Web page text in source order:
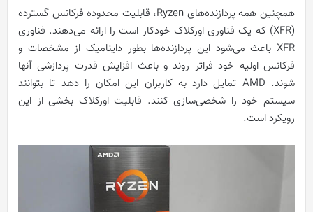
همچنین همه پردازنده‌های Ryzen، قابلیت محدوده فرکانس گسترده
(XFR) که یک فناوری اورکلاک خودکار است را ارائه می‌دهند. فناوری
XFR باعث می‌شود این پردازنده‌ها بطور داینامیک از مشخصات و
فرکانس اولیه خود فراتر روند و باعث افزایش قدرت پردازشی آنها
شوند. AMD تمایل دارد به کاربران این امکان را دهد تا بتوانند
سیستم خود را شخصی‌سازی کنند. قابلیت اورکلاک بخشی از این
رویکرد است.